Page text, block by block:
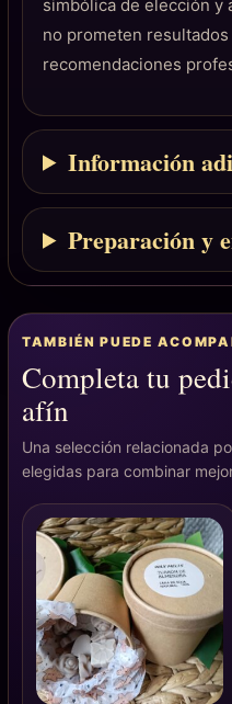
simbólica de elección y
no prometen
recomendaciones
Información
Preparación y
TAMBIÉN PUEDE
Completa tu
afín
Una selección relacionada
elegidas para combinar